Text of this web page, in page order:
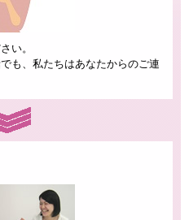
い。
も、私たちはあなたからのご連